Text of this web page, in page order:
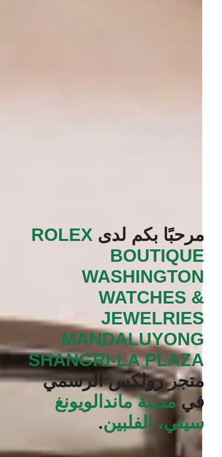
مرحبًا بكم لدى ‭ROLEX
BOUTIQUE
WASHINGTON
WATCHES &
JEWELRIES
MANDALUYONG
SHANGRI-LA PLAZA‬،
متجر رولكس الرسمي
في مدينة ماندالويونغ
سيتي، الفلبين.